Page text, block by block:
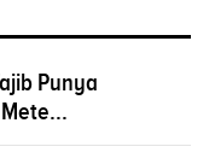
Punya